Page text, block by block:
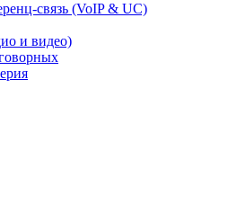
связь (VoIP & UC)
и видео)